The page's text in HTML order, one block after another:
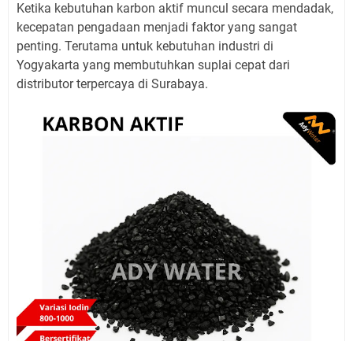
Ketika kebutuhan karbon aktif muncul secara mendadak,
kecepatan pengadaan menjadi faktor yang sangat
penting. Terutama untuk kebutuhan industri di
Yogyakarta yang membutuhkan suplai cepat dari
distributor terpercaya di Surabaya.